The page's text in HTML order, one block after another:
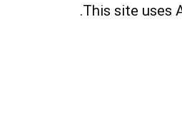
This site uses
.